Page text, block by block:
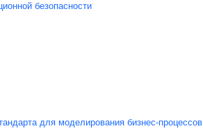
безопасности
для моделирования бизнес-процессов